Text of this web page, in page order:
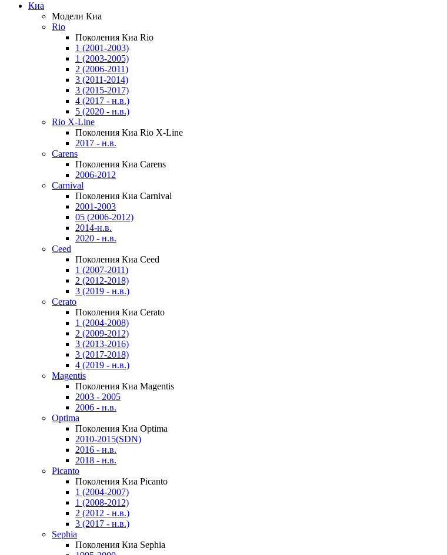
Киа
Модели Киа
Rio
Поколения Киа Rio
1 (2001-2003)
1 (2003-2005)
2 (2006-2011)
3 (2011-2014)
3 (2015-2017)
4 (2017 - н.в.)
5 (2020 - н.в.)
Rio X-Line
Поколения Киа Rio X-Line
2017 - н.в.
Carens
Поколения Киа Carens
2006-2012
Carnival
Поколения Киа Carnival
2001-2003
05 (2006-2012)
2014-н.в.
2020 - н.в.
Ceed
Поколения Киа Ceed
1 (2007-2011)
2 (2012-2018)
3 (2019 - н.в.)
Cerato
Поколения Киа Cerato
1 (2004-2008)
2 (2009-2012)
3 (2013-2016)
3 (2017-2018)
4 (2019 - н.в.)
Magentis
Поколения Киа Magentis
2003 - 2005
2006 - н.в.
Optima
Поколения Киа Optima
2010-2015(SDN)
2016 - н.в.
2018 - н.в.
Picanto
Поколения Киа Picanto
1 (2004-2007)
1 (2008-2012)
2 (2012 - н.в.)
3 (2017 - н.в.)
Sephia
Поколения Киа Sephia